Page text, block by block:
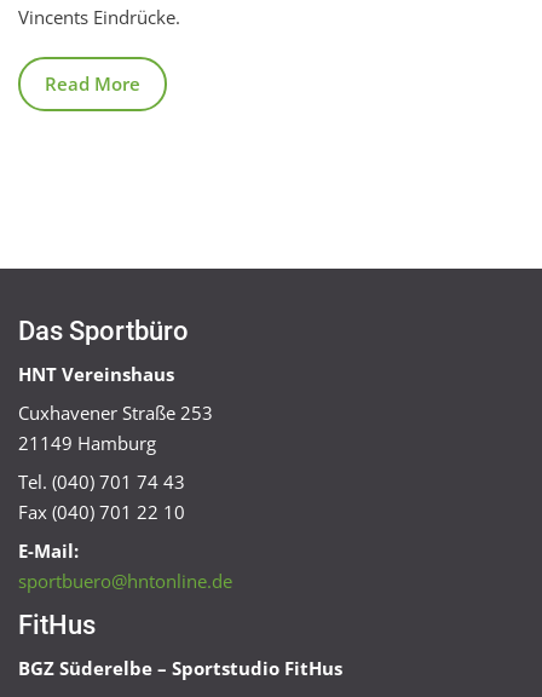
Vincents Eindrücke.
Read More
Das Sportbüro
HNT Vereinshaus
Cuxhavener Straße 253
21149 Hamburg
Tel. (040) 701 74 43
Fax (040) 701 22 10
E-Mail:
sportbuero@hntonline.de
FitHus
BGZ Süderelbe – Sportstudio FitHus